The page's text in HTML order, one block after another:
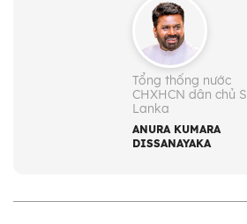
Tổng thống nước
CHXHCN dân chủ
Lanka
ANURA KUMARA
DISSANAYAKA